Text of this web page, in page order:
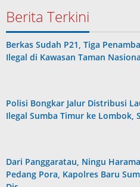
Berita Terkini
Berkas Sudah P21, Tiga
Ilegal di Kawasan Taman
Polisi Bongkar Jalur Distribusi
Ilegal Sumba Timur ke Lombok,
Dari Panggaratau, Ningu
Pedang Pora, Kapolres Baru